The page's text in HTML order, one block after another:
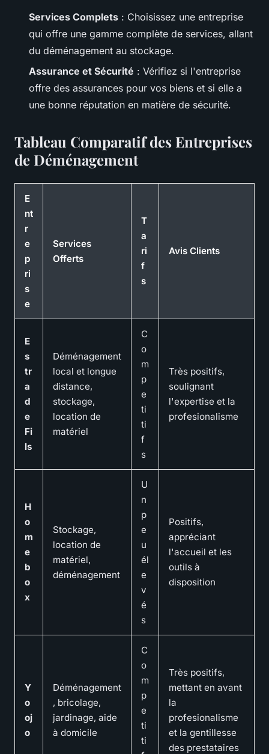
Services Complets : Choisissez une entreprise
qui offre une gamme complète de services, allant
du déménagement au stockage.
Assurance et Sécurité : Vérifiez si l'entreprise
offre des assurances pour vos biens et si elle a
une bonne réputation en matière de sécurité.
Tableau Comparatif des Entreprises
de Déménagement
E
nt
r
e
p
ri
s
e
Services
Offerts
T
a
ri
f
s
Avis Clients
E
s
tr
a
d
e
Fi
ls
Déménagement
local et longue
distance,
stockage,
location de
matériel
C
o
m
p
e
ti
ti
f
s
Très positifs,
soulignant
l'expertise et la
profesionalisme
H
o
m
e
b
o
x
Stockage,
location de
matériel,
déménagement
U
n
p
e
u
él
e
v
é
s
Positifs,
appréciant
l'accueil et les
outils à
disposition
Y
o
oj
o
Déménagement
, bricolage,
jardinage, aide
à domicile
C
o
m
p
e
ti
ti
Très positifs,
mettant en avant
la
profesionalisme
et la gentillesse
des prestataires